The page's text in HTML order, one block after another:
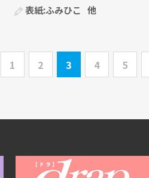
表紙:ふみひこ 他
1 2 3 4 5